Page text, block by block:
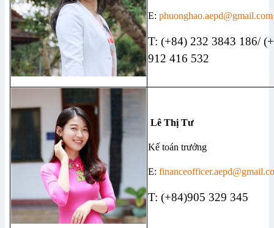
E: phuonghao.aepd@gmail.com
T: (+84) 232 3843 186/
912 416 532
Lê Thị Tư
Kế toán trưởng
E:
T: (+84)905 329 345